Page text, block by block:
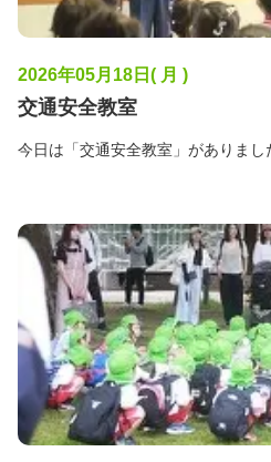
2026年05月18日( 月 )
交通安全教室
今日は「交通安全教室」がありまし